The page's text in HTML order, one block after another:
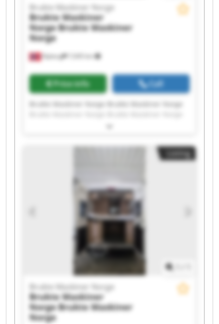
Nyborg 7,045 km
Brukte Maskiner Norge
Brukte Maskiner
NorgeBrukte Maskiner
Norge
Price info Call
Brukte Maskiner Norge Brukte Maskiner Norge
Brukte Maskiner Norge Brukte Maskiner Norge
Brukte Maskiner Norge Brukte Maskiner Norge
Brukte Maskiner Norge Brukte Maskiner Norge
Brukte Maskiner Norge Brukte Maskiner Norge
Brukte Maskiner Norge Brukte Maskiner Norge
Brukte Maskiner Norge Brukte Maskiner Norge
Brukte Maskiner Norge Brukte Maskiner Norge
Listing
Brukte Maskiner Norge
Brukte Maskiner
NorgeBrukte Maskiner
Norge